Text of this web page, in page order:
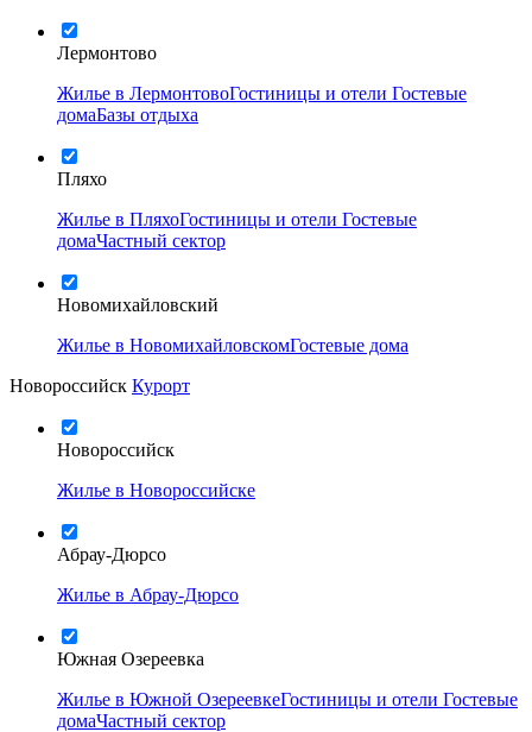
Лермонтово
Жилье в ЛермонтовоГостиницы и отели Гостевые
домаБазы отдыха
Пляхо
Жилье в ПляхоГостиницы и отели Гостевые
домаЧастный сектор
Новомихайловский
Жилье в НовомихайловскомГостевые дома
Новороссийск Курорт
Новороссийск
Жилье в Новороссийске
Абрау-Дюрсо
Жилье в Абрау-Дюрсо
Южная Озереевка
Жилье в Южной ОзереевкеГостиницы и отели Гостевые
домаЧастный сектор